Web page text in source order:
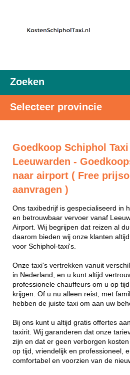
Zoeken
Selecteer provincie
Goedkoop Schiphol
Leeuwarden -
naar airport ( Free
aanvragen )
Ons taxibedrijf is gespecialiseerd in
en betrouwbaar vervoer vanaf
Airport. Wij begrijpen dat reizen al
daarom bieden wij onze klanten
voor Schiphol-taxi's.
Onze taxi's vertrekken vanuit
in Nederland, en u kunt altijd
professionele chauffeurs om u op
krijgen. Of u nu alleen reist, met
hebben de juiste taxi om aan uw
Bij ons kunt u altijd gratis offertes
taxirit. Wij garanderen dat onze
zijn en dat er geen verborgen
op tijd, vriendelijk en professioneel,
comfortabel en voorzien van de